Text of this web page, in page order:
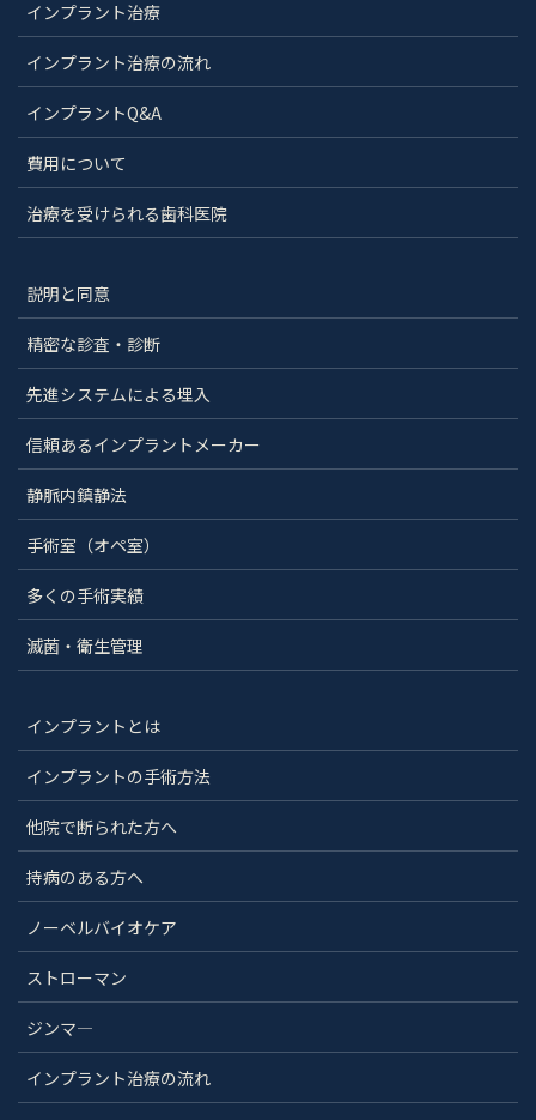
インプラント治療
インプラント治療の流れ
インプラントQ&A
費用について
治療を受けられる歯科医院
説明と同意
精密な診査・診断
先進システムによる埋入
信頼あるインプラントメーカー
静脈内鎮静法
手術室（オペ室）
多くの手術実績
滅菌・衛生管理
インプラントとは
インプラントの手術方法
他院で断られた方へ
持病のある方へ
ノーベルバイオケア
ストローマン
ジンマ―
インプラント治療の流れ